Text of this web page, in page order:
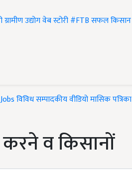
ग्रामीण उद्योगवेब स्टोरी#FTBसफल किसान
Jobsविविधसम्पादकीयवीडियोमासिक पत्रिका
व किसानों